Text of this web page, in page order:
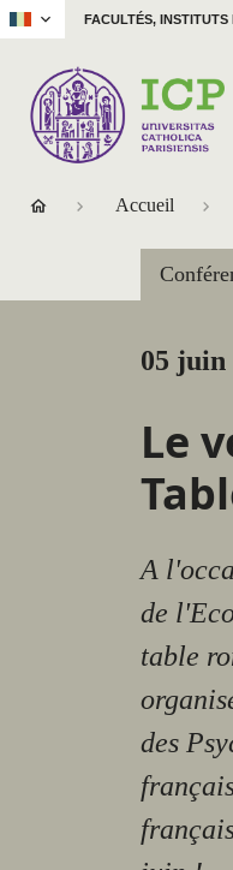
| FACULTÉS, INSTITUTS
Accueil
05 juin
Le
A
de
table
des